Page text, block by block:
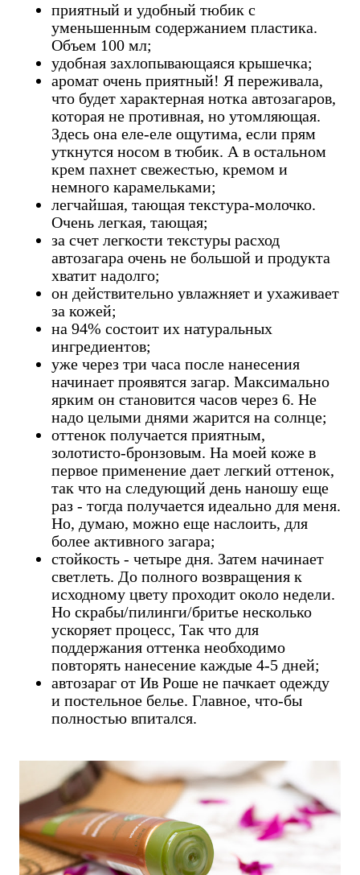
приятный и удобный тюбик с
уменьшенным содержанием пластика.
Объем 100 мл;
удобная захлопывающаяся крышечка;
аромат очень приятный! Я переживала,
что будет характерная нотка автозагаров,
которая не противная, но утомляющая.
Здесь она еле-еле ощутима, если прям
уткнутся носом в тюбик. А в остальном
крем пахнет свежестью, кремом и
немного карамельками;
легчайшая, тающая текстура-молочко.
Очень легкая, тающая;
за счет легкости текстуры расход
автозагара очень не большой и продукта
хватит надолго;
он действительно увлажняет и ухаживает
за кожей;
на 94% состоит их натуральных
ингредиентов;
уже через три часа после нанесения
начинает проявятся загар. Максимально
ярким он становится часов через 6. Не
надо целыми днями жарится на солнце;
оттенок получается приятным,
золотисто-бронзовым. На моей коже в
первое применение дает легкий оттенок,
так что на следующий день наношу еще
раз - тогда получается идеально для меня.
Но, думаю, можно еще наслоить, для
более активного загара;
стойкость - четыре дня. Затем начинает
светлеть. До полного возвращения к
исходному цвету проходит около недели.
Но скрабы/пилинги/бритье несколько
ускоряет процесс, Так что для
поддержания оттенка необходимо
повторять нанесение каждые 4-5 дней;
автозараг от Ив Роше не пачкает одежду
и постельное белье. Главное, что-бы
полностью впитался.